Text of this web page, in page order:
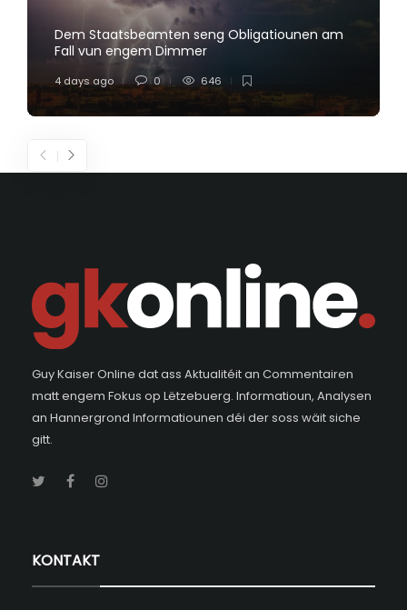
Dem Staatsbeamten seng Obligatiounen am
Fall vun engem Dimmer
4 days ago 0 646
Guy Kaiser Online dat ass Aktualitéit an Commentairen
matt engem Fokus op Lëtzebuerg. Informatioun, Analysen
an Hannergrond Informatiounen déi der soss wäit siche
gitt.
KONTAKT